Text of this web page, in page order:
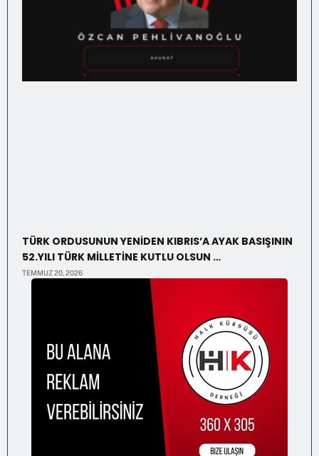
TÜRK ORDUSUNUN YENİDEN KIBRIS’A AYAK BASIŞININ
52.YILI TÜRK MİLLETİNE KUTLU OLSUN …
TEMMUZ 20, 2026